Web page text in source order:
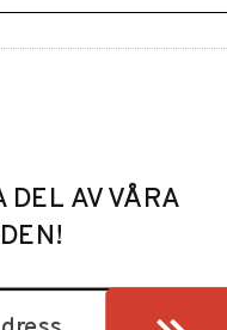
DEL AV VÅRA